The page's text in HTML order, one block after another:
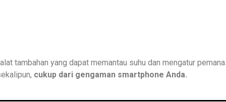
tambahan yang dapat memantau suhu dan mengatur
cukup dari gengaman smartphone Anda.